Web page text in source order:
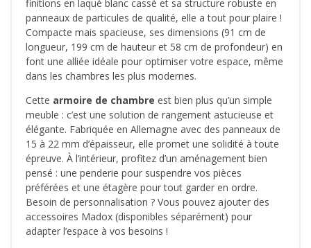
finitions en laqué blanc cassé et sa structure robuste en
panneaux de particules de qualité, elle a tout pour plaire !
Compacte mais spacieuse, ses dimensions (91 cm de
longueur, 199 cm de hauteur et 58 cm de profondeur) en
font une alliée idéale pour optimiser votre espace, même
dans les chambres les plus modernes.
Cette armoire de chambre est bien plus qu’un simple
meuble : c’est une solution de rangement astucieuse et
élégante. Fabriquée en Allemagne avec des panneaux de
15 à 22 mm d’épaisseur, elle promet une solidité à toute
épreuve. À l’intérieur, profitez d’un aménagement bien
pensé : une penderie pour suspendre vos pièces
préférées et une étagère pour tout garder en ordre.
Besoin de personnalisation ? Vous pouvez ajouter des
accessoires Madox (disponibles séparément) pour
adapter l’espace à vos besoins !